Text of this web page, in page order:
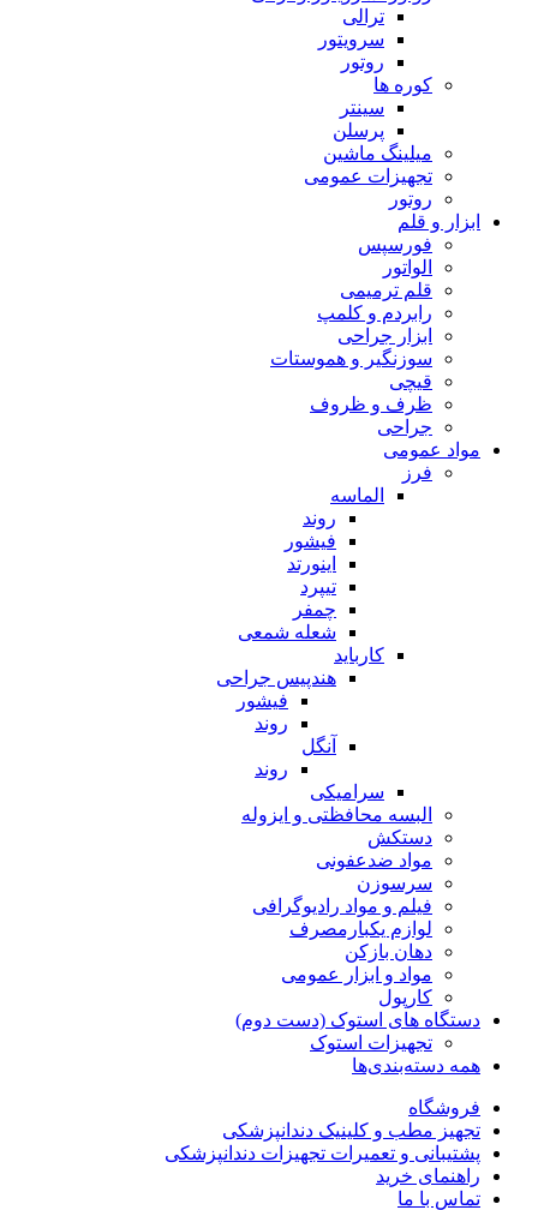
ترالی
سرویتور
روتور
کوره ها
سینتر
پرسلن
میلینگ ماشین
تجهیزات عمومی
روتور
ابزار و قلم
فورسپس
الواتور
قلم ترمیمی
رابردم و کلمپ
ابزار جراحی
سوزنگیر و هموستات
قیچی
ظرف و ظروف
جراحی
مواد عمومی
فرز
الماسه
روند
فیشور
اینورتد
تیپرد
چمفر
شعله شمعی
کارباید
هندپیس جراحی
فیشور
روند
آنگل
روند
سرامیکی
البسه محافظتی و ایزوله
دستکش
مواد ضدعفونی
سرسوزن
فیلم و مواد رادیوگرافی
لوازم یکبارمصرف
دهان بازکن
مواد و ابزار عمومی
کارپول
دستگاه های استوک (دست دوم)
تجهیزات استوک
همه دسته‌بندی‌ها
فروشگاه
تجهیز مطب و کلینیک دندانپزشکی
پشتیبانی و تعمیرات تجهیزات دندانپزشکی
راهنمای خرید
تماس با ما